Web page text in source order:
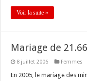
Voir la suite »
Mariage de
8 juillet 2006 Femmes
En 2005, le mariage des